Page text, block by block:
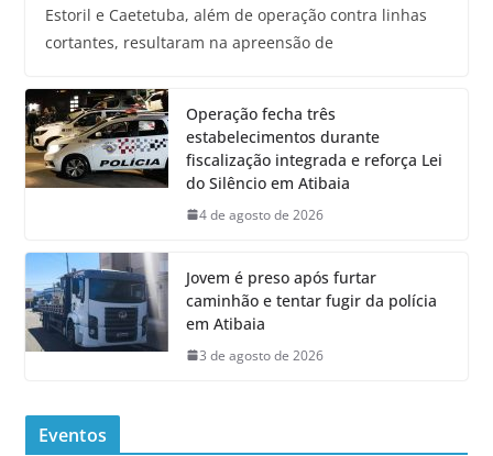
Estoril e Caetetuba, além de operação contra linhas
cortantes, resultaram na apreensão de
Operação fecha três
estabelecimentos durante
fiscalização integrada e reforça Lei
do Silêncio em Atibaia
4 de agosto de 2026
Jovem é preso após furtar
caminhão e tentar fugir da polícia
em Atibaia
3 de agosto de 2026
Eventos